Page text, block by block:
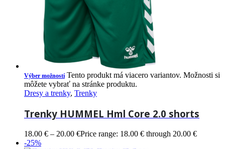
Výber možností Tento produkt má viacero variantov. Možnosti si
môžete vybrať na stránke produktu.
Dresy a trenky, Trenky
Trenky HUMMEL Hml Core 2.0 shorts
18.00 € – 20.00 €Price range: 18.00 € through 20.00 €
-25%